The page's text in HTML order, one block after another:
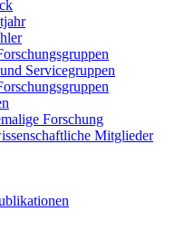
Servicegruppen
Forschung
Mitglieder